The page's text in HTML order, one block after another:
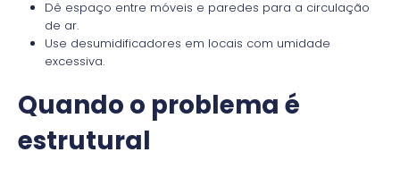
Dê espaço entre móveis e paredes para a circulação
de ar.
Use desumidificadores em locais com umidade
excessiva.
Quando o problema é
estrutural